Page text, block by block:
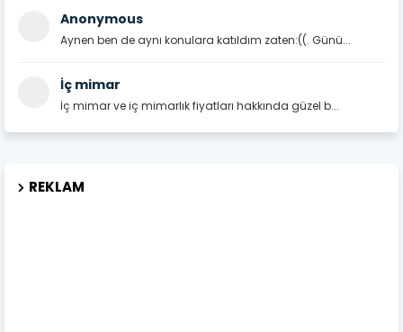
Anonymous
Aynen ben de aynı konulara katıldım zaten:((. Günü...
İç mimar
İç mimar ve iç mimarlık fiyatları hakkında güzel b...
REKLAM